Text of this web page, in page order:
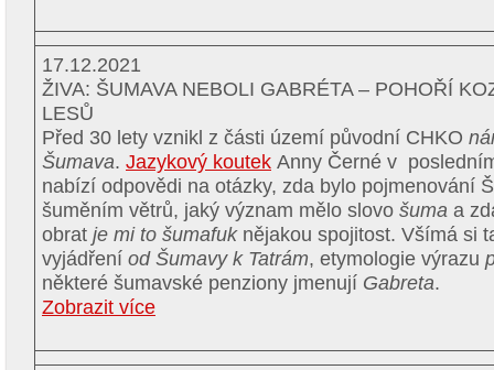
17.12.2021
ŽIVA: ŠUMAVA NEBOLI GABRÉTA – POHOŘÍ
LESŮ
Před 30 lety vznikl z části území původní CHKO
Šumava. Jazykový koutek Anny Černé v
nabízí odpovědi na otázky, zda bylo pojmenování
šuměním větrů, jaký význam mělo slovo šuma a
obrat je mi to šumafuknějakou spojitost. Všímá si
vyjádření od Šumavy k Tatrám, etymologie výrazu
některé šumavské penziony jmenují Gabreta.
Zobrazit více